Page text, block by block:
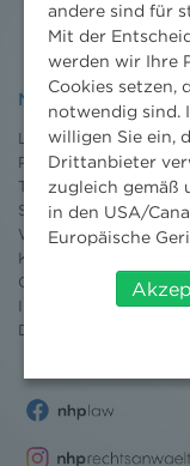
NHP
Leistungen
Projekte
Team
Standorte
Wissenschaft
Karriere
Ombudsstelle
Impressum
Datenschutz
andere sind für
Mit der
werden wir Ihre
Cookies setzen,
notwendig sind.
willigen Sie ein,
Drittanbieter
zugleich gemäß
in den USA/
Europäische
insbesondere
Behörden, zu
werden können.
Bildschirmrand